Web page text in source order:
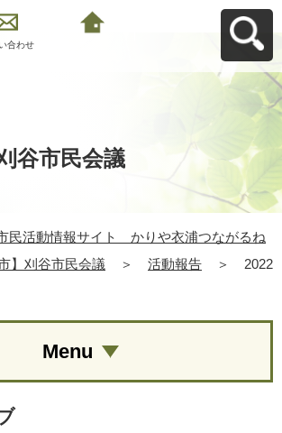
合わせ
谷市民会議
活動情報サイト かりや衣浦つながるね
】刈谷市民会議 ＞ 活動報告 ＞
2022
Menu